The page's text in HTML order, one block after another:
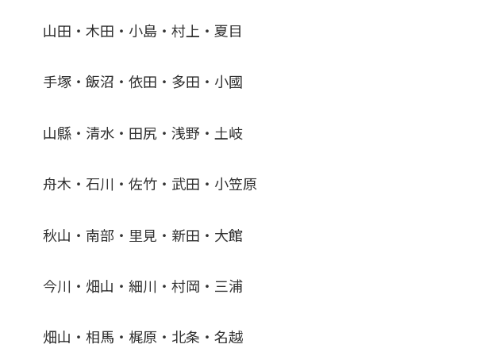
山田・木田・小島・村上・夏目
手塚・飯沼・依田・多田・小國
山縣・清水・田尻・浅野・土岐
舟木・石川・佐竹・武田・小笠原
秋山・南部・里見・新田・大館
今川・畑山・細川・村岡・三浦
畑山・相馬・梶原・北条・名越